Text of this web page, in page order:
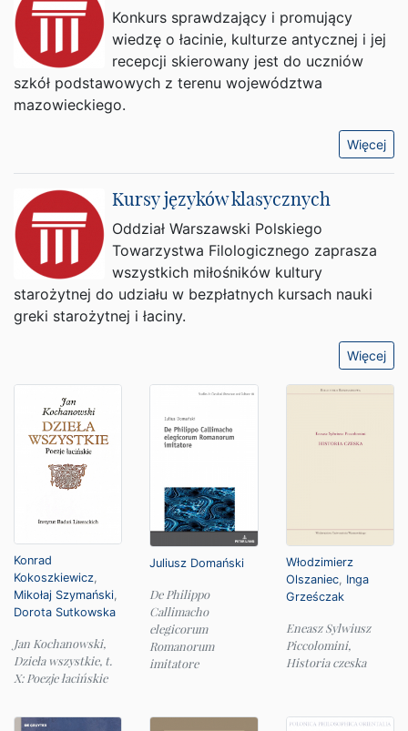
Konrad
Kokoszkiewicz,
Mikołaj Szymański,
Dorota Sutkowska
Jan Kochanowski,
Dzieła wszystkie, t.
X: Poezje łacińskie
Juliusz Domański
De Philippo
Callimacho
elegicorum
Romanorum
imitatore
Włodzimierz
Olszaniec, Inga
Grześczak
Eneasz Sylwiusz
Piccolomini,
Historia czeska
Konkurs sprawdzający i promujący
wiedzę o łacinie, kulturze antycznej i jej
recepcji skierowany jest do uczniów
szkół podstawowych z terenu województwa
mazowieckiego.
Więcej
Kursy języków klasycznych
Oddział Warszawski Polskiego
Towarzystwa Filologicznego zaprasza
wszystkich miłośników kultury
starożytnej do udziału w bezpłatnych kursach nauki
greki starożytnej i łaciny.
Więcej